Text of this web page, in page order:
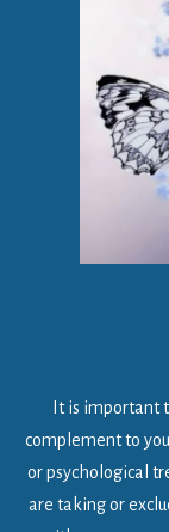
It is important
complement to
or psychological
are taking or